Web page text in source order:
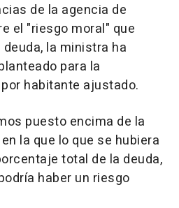
de la agencia de
el "riesgo moral" que
la ministra ha
para la
habitante ajustado.
puesto encima de la
la que lo que se hubiera
total de la deuda,
haber un riesgo